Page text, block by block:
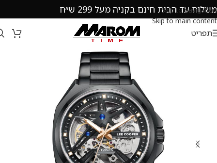
Skip to navigation
Skip to main content
משלוח עד הבית חינם בקניה מעל 299 ש״ח
תפריט